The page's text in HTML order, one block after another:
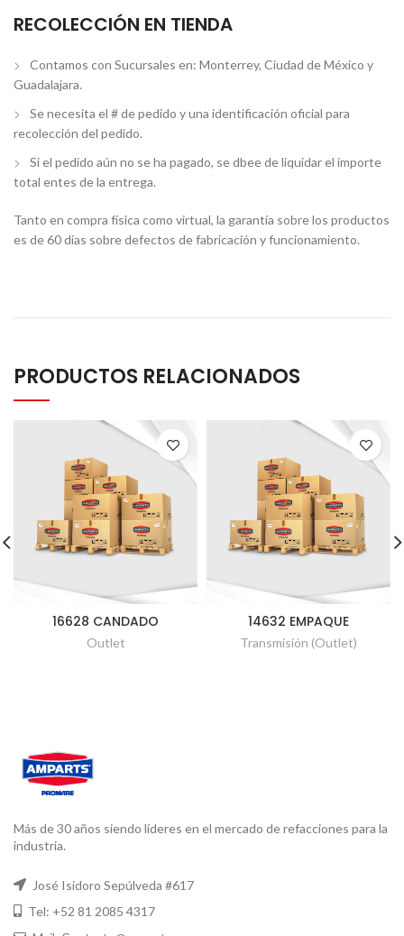
RECOLECCIÓN EN TIENDA
Contamos con Sucursales en: Monterrey, Ciudad de México y
Guadalajara.
Se necesita el # de pedido y una identificación oficial para
recolección del pedido.
Si el pedido aún no se ha pagado, se dbee de liquidar el importe
total entes de la entrega.
Tanto en compra física como virtual, la garantía sobre los productos
es de 60 días sobre defectos de fabricación y funcionamiento.
PRODUCTOS RELACIONADOS
16628 CANDADO
Outlet
14632 EMPAQUE
Transmisión (Outlet)
Más de 30 años siendo líderes en el mercado de refacciones para la
industria.
José Isidoro Sepúlveda #617
Tel: +52 81 2085 4317